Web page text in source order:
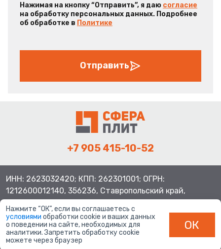
Нажимая на кнопку “Отправить”, я даю согласие
на обработку персональных данных. Подробнее
об обработке в Политике
Отправить
+7 905 415-10-52
ИНН: 2623032420; КПП: 262301001; ОГРН:
1212600012140, 356236, Ставропольский край,
Нажмите “ОК”, если вы соглашаетесь с
условиями обработки cookie и ваших данных
о поведении на сайте, необходимых для
аналитики. Запретить обработку cookie
можете через браузер
ОК